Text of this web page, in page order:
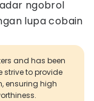
ngobrol
lupa cobain
and has been
strive to provide
ensuring high